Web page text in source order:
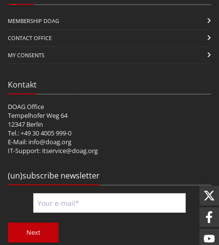
MEMBERSHIP DOAG
CONTACT OFFICE
MY CONSENTS
Kontakt
DOAG Office
Tempelhofer Weg 64
12347 Berlin
Tel.: +49 30 4005 999-0
E-Mail: info@doag.org
IT-Support: itservice@doag.org
(un)subscribe newsletter
Next